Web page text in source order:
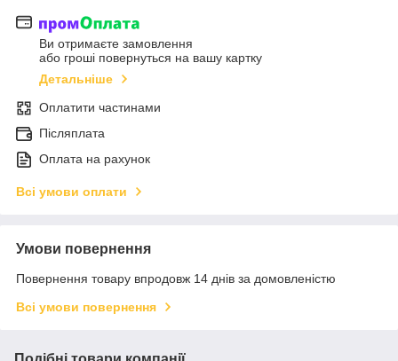
Ви отримаєте замовлення
або гроші повернуться на вашу картку
Детальніше
Оплатити частинами
Післяплата
Оплата на рахунок
Всі умови оплати
Умови повернення
Повернення товару впродовж 14 днів за домовленістю
Всі умови повернення